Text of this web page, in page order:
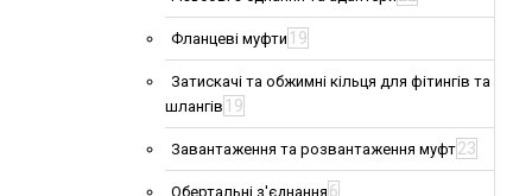
Фланцеві муфти 19
Затискачі та обжимні кільця для фітингів та
шлангів 19
Завантаження та розвантаження муфт23
Обертальні з'єднання 6